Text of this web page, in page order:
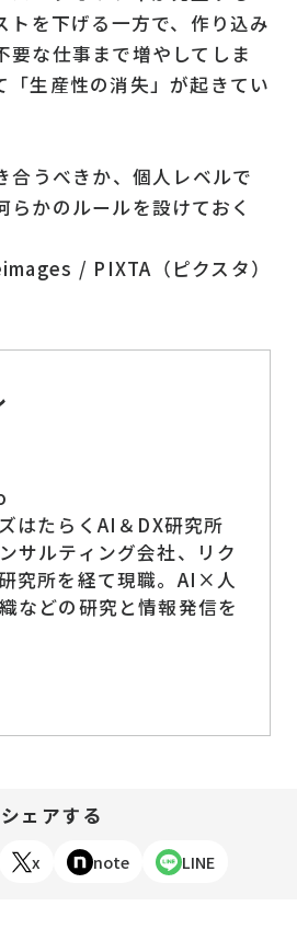
トを下げる一方で、作り込み
要な仕事まで増やしてしま
「生産性の消失」が起きてい
合うべきか、個人レベルで
らかのルールを設けておく
/ PIXTA（ピクスタ）
はたらくAI＆DX研究所
サルティング会社、リク
究所を経て現職。AI×人
などの研究と情報発信を
シェアする
x note LINE